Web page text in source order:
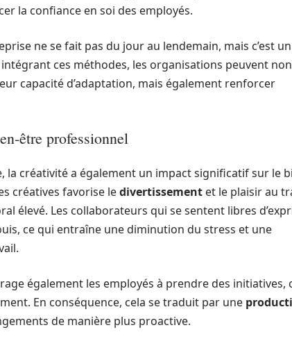
la confiance en soi des employés.
ne se fait pas du jour au lendemain, mais c’est un
intégrant ces méthodes, les organisations peuvent non
capacité d’adaptation, mais également renforcer
être professionnel
la créativité a également un impact significatif sur le
créatives favorise ledivertissement et le plaisir au
élevé. Les collaborateurs qui se sentent libres
ce qui entraîne une diminution du stress et une
également les employés à prendre des initiatives,
En conséquence, cela se traduit par une
de manière plus proactive.